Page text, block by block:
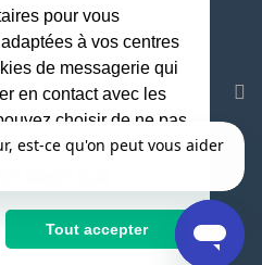
COMMUNAUTE
2021
pour vous
à vos centres
de messagerie qui
en contact avec les
choisir de ne pas
indispensables au
Tout accepter